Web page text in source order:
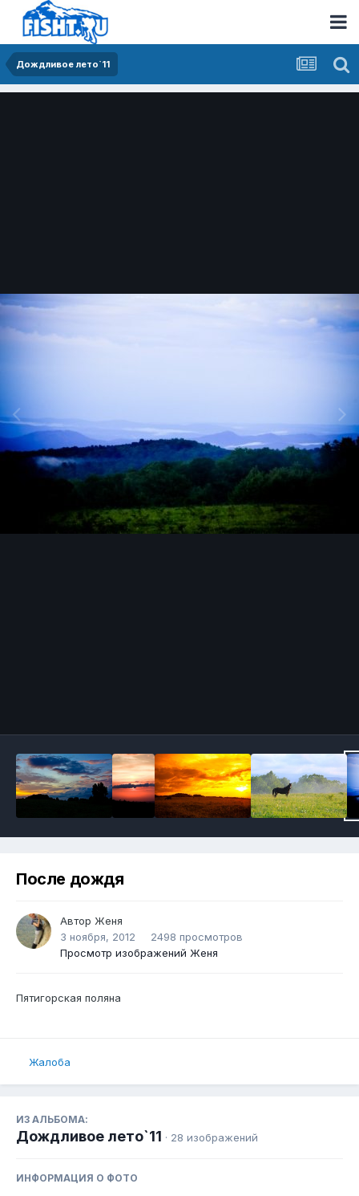
Дождливое лето`11
После дождя
Автор Женя
3 ноября, 2012
2498 просмотров
Просмотр изображений Женя
Пятигорская поляна
Жалоба
ИЗ АЛЬБОМА:
Дождливое лето`11 · 28 изображений
ИНФОРМАЦИЯ О ФОТО